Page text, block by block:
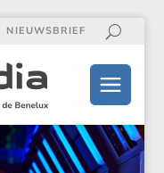
NIEUWSBRIEF